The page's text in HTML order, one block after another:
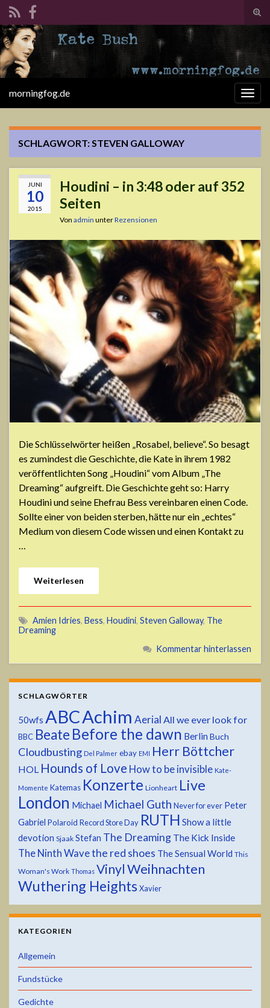
Search for:
morningfog.de
SCHLAGWORT:STEVEN GALLOWAY
JUNI
10
2015
Houdini – in 3:48 oder auf 352
Seiten
Von admin unterRezensionen
Die Schlüsselwörter heißen „Rosabel, believe“. So besagt
es zumindest die Geschichte, die Kate in ihrem 1982
veröffentlichten Song „Houdini“ vom Album „The
Dreaming“ aufgreift. Die Geschichte geht so: Harry
Houdini und seine Ehefrau Bess vereinbaren einen Code.
Sollte einer von beiden sterben, hätte nur ein „echtes“
Medium von diesem Code wissen und einen Kontakt zu
…
Weiterlesen
Amien Idries, Bess, Houdini, Steven Galloway, The
Dreaming
Kommentar hinterlassen
SCHLAGWÖRTER
50wfs ABCAchim Aerial All we ever look for
BBC Beate Before the dawn Berlin Buch
Cloudbusting Del Palmer ebay EMI Herr Böttcher
HOL Hounds of Love How to be invisible Kate-
Momente Katemas Konzerte Lionheart Live
London Michael Michael Guth Never for ever Peter
Gabriel Polaroid Record Store Day RUTH Show a little
devotion Sjaak Stefan The Dreaming The Kick Inside
The Ninth Wavethe red shoes The Sensual World This
Woman's Work Thomas VinylWeihnachten
Wuthering Heights Xavier
KATEGORIEN
Allgemein
Fundstücke
Gedichte